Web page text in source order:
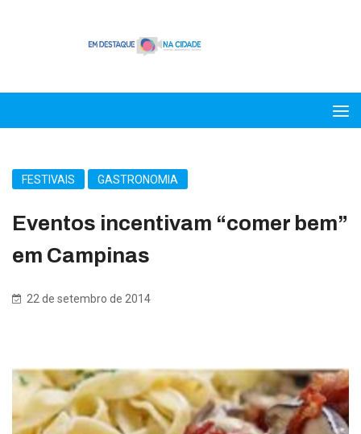
FESTIVAIS GASTRONOMIA
Eventos incentivam “comer bem”
em Campinas
22 de setembro de 2014